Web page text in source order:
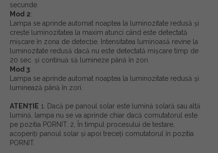
secunde.
Mod 2:
Lampa se aprinde automat noaptea la luminozitate redusă și
crește luminozitatea la maxim atunci când este detectată
mișcare în zona de detecție. Intensitatea luminoasă revine la
luminozitate redusă dacă nu este detectată mișcare timp de
20 sec. și continuă să lumineze până în zori.
Mod 3:
Lampa se aprinde automat noaptea la luminozitate redusă și
luminează până în zori.
ATENȚIE 1. Dacă pe panoul solar este lumină solară sau altă
lumină, lampa nu se va aprinde chiar dacă comutatorul este
pe pozitia PORNIT. 2, În timpul procesului de testare,
acoperiți panoul solar și apoi treceți comutatorul în pozitia
PORNIT.